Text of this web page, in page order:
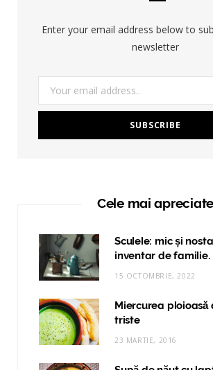
Enter your email address below to
newsletter
Cele mai apreciate
Sculele: mic și
inventar de familie.
15 OCTOMBRIE, 2022
Miercurea ploioasă
triste
23 MARTIE, 2016